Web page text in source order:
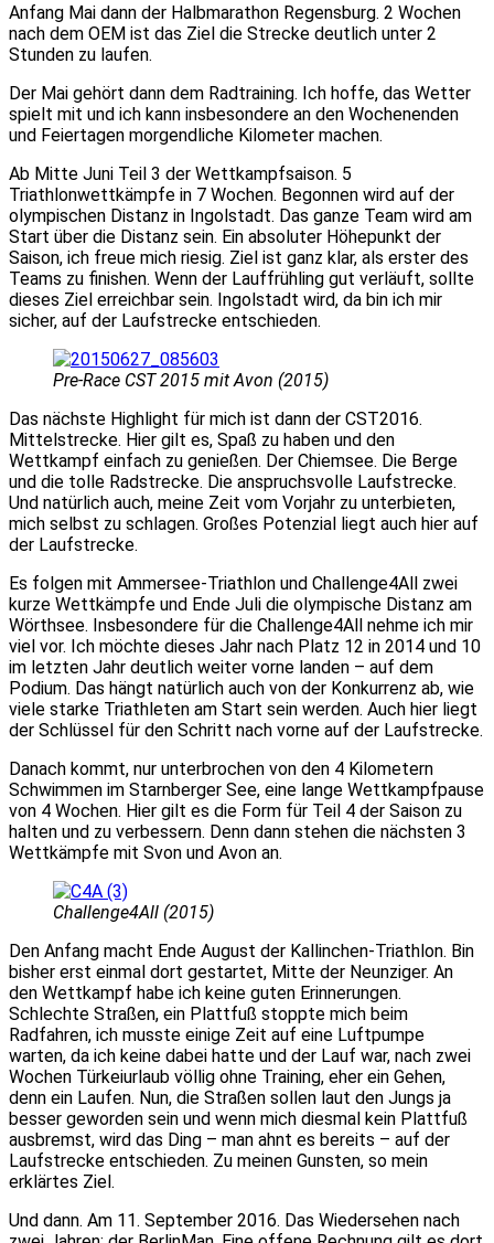
Anfang Mai dann der Halbmarathon Regensburg. 2 Wochen
nach dem OEM ist das Ziel die Strecke deutlich unter 2
Stunden zu laufen.
Der Mai gehört dann dem Radtraining. Ich hoffe, das Wetter
spielt mit und ich kann insbesondere an den Wochenenden
und Feiertagen morgendliche Kilometer machen.
Ab Mitte Juni Teil 3 der Wettkampfsaison. 5
Triathlonwettkämpfe in 7 Wochen. Begonnen wird auf der
olympischen Distanz in Ingolstadt. Das ganze Team wird am
Start über die Distanz sein. Ein absoluter Höhepunkt der
Saison, ich freue mich riesig. Ziel ist ganz klar, als erster des
Teams zu finishen. Wenn der Lauffrühling gut verläuft, sollte
dieses Ziel erreichbar sein. Ingolstadt wird, da bin ich mir
sicher, auf der Laufstrecke entschieden.
Pre-Race CST 2015 mit Avon (2015)
Das nächste Highlight für mich ist dann der CST2016.
Mittelstrecke. Hier gilt es, Spaß zu haben und den
Wettkampf einfach zu genießen. Der Chiemsee. Die Berge
und die tolle Radstrecke. Die anspruchsvolle Laufstrecke.
Und natürlich auch, meine Zeit vom Vorjahr zu unterbieten,
mich selbst zu schlagen. Großes Potenzial liegt auch hier auf
der Laufstrecke.
Es folgen mit Ammersee-Triathlon und Challenge4All zwei
kurze Wettkämpfe und Ende Juli die olympische Distanz am
Wörthsee. Insbesondere für die Challenge4All nehme ich mir
viel vor. Ich möchte dieses Jahr nach Platz 12 in 2014 und 10
im letzten Jahr deutlich weiter vorne landen – auf dem
Podium. Das hängt natürlich auch von der Konkurrenz ab, wie
viele starke Triathleten am Start sein werden. Auch hier liegt
der Schlüssel für den Schritt nach vorne auf der Laufstrecke.
Danach kommt, nur unterbrochen von den 4 Kilometern
Schwimmen im Starnberger See, eine lange Wettkampfpause
von 4 Wochen. Hier gilt es die Form für Teil 4 der Saison zu
halten und zu verbessern. Denn dann stehen die nächsten 3
Wettkämpfe mit Svon und Avon an.
Challenge4All (2015)
Den Anfang macht Ende August der Kallinchen-Triathlon. Bin
bisher erst einmal dort gestartet, Mitte der Neunziger. An
den Wettkampf habe ich keine guten Erinnerungen.
Schlechte Straßen, ein Plattfuß stoppte mich beim
Radfahren, ich musste einige Zeit auf eine Luftpumpe
warten, da ich keine dabei hatte und der Lauf war, nach zwei
Wochen Türkeiurlaub völlig ohne Training, eher ein Gehen,
denn ein Laufen. Nun, die Straßen sollen laut den Jungs ja
besser geworden sein und wenn mich diesmal kein Plattfuß
ausbremst, wird das Ding – man ahnt es bereits – auf der
Laufstrecke entschieden. Zu meinen Gunsten, so mein
erklärtes Ziel.
Und dann. Am 11. September 2016. Das Wiedersehen nach